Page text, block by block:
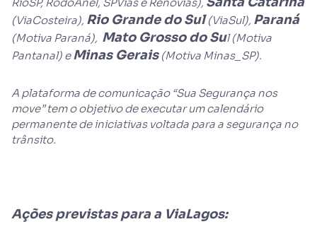
(ViaCosteira), Rio Grande do Sul(ViaSul), Paraná
(Motiva Paraná), Mato Grosso do Sul (Motiva
Pantanal) eMinas Gerais(Motiva Minas_SP).
A plataforma de comunicação “Sua Segurança nos
move” tem o objetivo de executar um calendário
permanente de iniciativas voltada para a segurança no
trânsito.
Ações previstas para a ViaLagos: